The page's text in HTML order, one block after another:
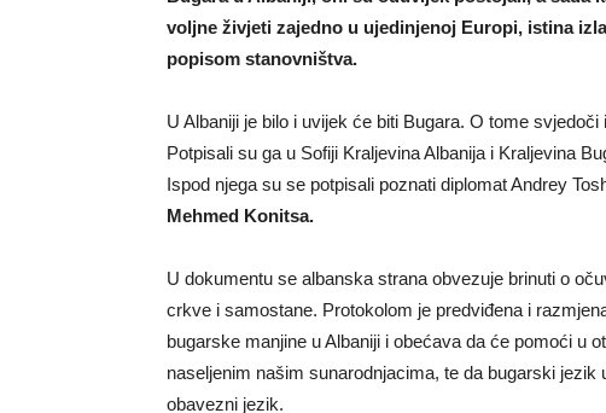
voljne živjeti zajedno u ujedinjenoj Europi, istina
popisom stanovništva.
U Albaniji je bilo i uvijek će biti Bugara. O tome svjedoči i
Potpisali su ga u Sofiji Kraljevina Albanija i Kraljevina
Ispod njega su se potpisali poznati diplomat Andrey
Mehmed Konitsa.
U dokumentu se albanska strana obvezuje brinuti o
crkve i samostane. Protokolom je predviđena i
bugarske manjine u Albaniji i obećava da će pomoći u
naseljenim našim sunarodnjacima, te da bugarski
obavezni jezik.